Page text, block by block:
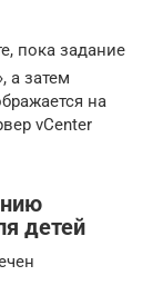
пока задание
а затем
на
vCenter
детей